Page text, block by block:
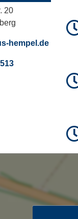
20
hempel.de